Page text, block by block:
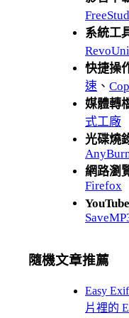
系統工
快捷操
速 、
媒體轉
式工廠
光碟燒
網路瀏
Firefox
隨機文章推薦
Easy
片裡的